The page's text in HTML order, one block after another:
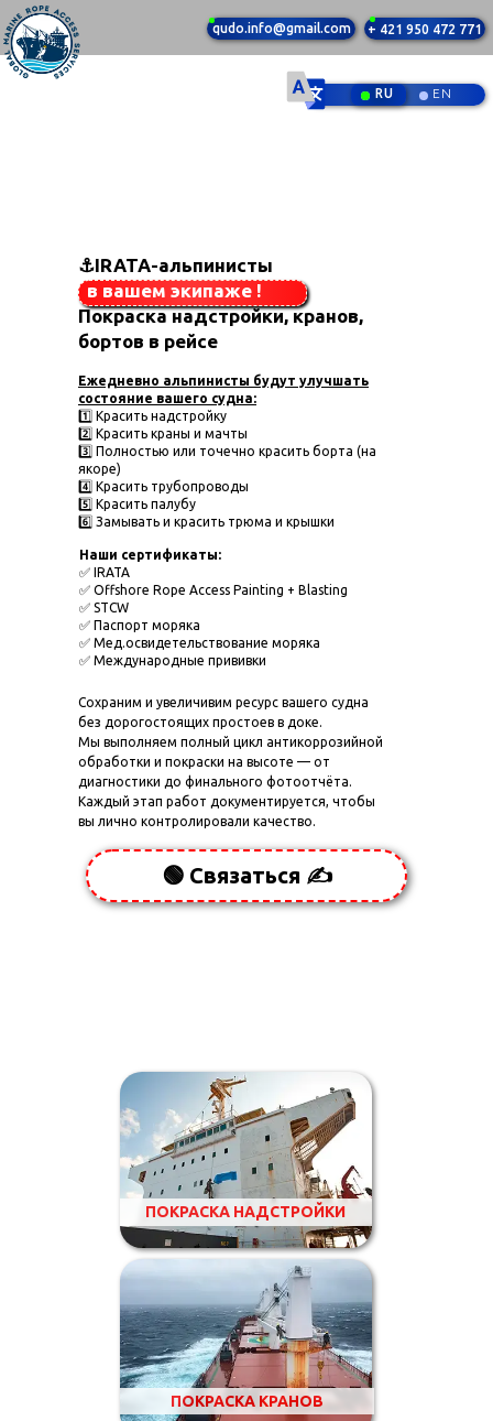
+ 421 950 472 771
qudo.info@gmail.com
EN
RU
⚓IRATA-альпинисты
в вашем экипаже !
Покраска надстройки, кранов,
бортов в рейсе
Наши сертификаты:
✅ IRATA
✅ Offshore Rope Access Painting + Blasting
✅ STCW
✅ Паспорт моряка
✅ Мед.освидетельствование моряка
✅ Международные прививки
Сохраним и увеличивим ресурс вашего судна
без дорогостоящих простоев в доке.
Мы выполняем полный цикл антикоррозийной
обработки и покраски на высоте — от
диагностики до финального фотоотчёта.
Каждый этап работ документируется, чтобы
вы лично контролировали качество.
Ежедневно альпинисты будут улучшать
состояние вашего судна:
1️⃣ Красить надстройку
2️⃣ Красить краны и мачты
3️⃣ Полностью или точечно красить борта (на
якоре)
4️⃣ Красить трубопроводы
5️⃣ Красить палубу
6️⃣ Замывать и красить трюма и крышки
🟢 Связаться ✍
ПОКРАСКА НАДСТРОЙКИ
ПОКРАСКА КРАНОВ